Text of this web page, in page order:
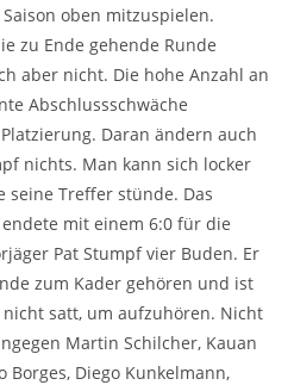
oben mitzuspielen.
zu Ende gehende Runde
aber nicht. Die hohe Anzahl an
Abschlussschwäche
Daran ändern auch
nichts. Man kann sich locker
seine Treffer stünde. Das
mit einem 6:0 für die
Pat Stumpf vier Buden. Er
zum Kader gehören und ist
satt, um aufzuhören. Nicht
Martin Schilcher, Kauan
Borges, Diego Kunkelmann,